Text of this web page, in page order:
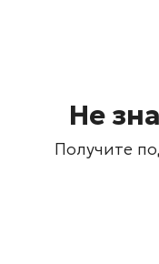
Не
Получите